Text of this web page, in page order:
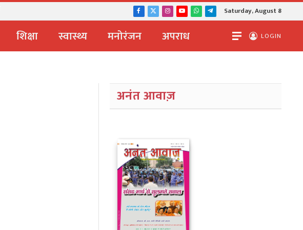
Facebook
X
Instagram
YouTubeWhatsApp
TelegramSaturday, August 8
शिक्षा स्वास्थ्य मनोरंजन अपराध LOGIN
अनंत आवाज़